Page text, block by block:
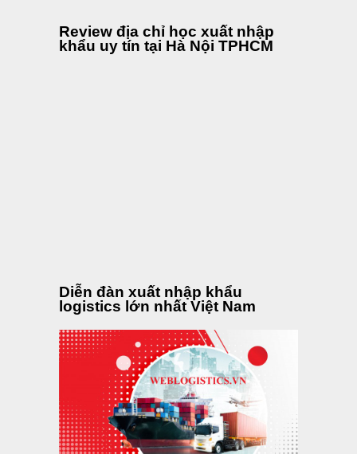
Review địa chỉ học xuất nhập
khẩu uy tín tại Hà Nội TPHCM
Diễn đàn xuất nhập khẩu
logistics lớn nhất Việt Nam